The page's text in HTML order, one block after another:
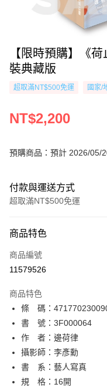
【限時預購】《
裝典藏版
超取滿NT$500免運 國家/
NT$2,200
預購商品：預計 2026/05/
付款與運送方式
超取滿NT$500免運
信用卡一次付款
超商取貨付款
相關說明
【關於「AFTEE先享後付」】
AFTEE先享後付是「在收到
便利好安心！
１．簡單：不需註冊會員、
２．便利：只要手機號碼，簡
３．安心：先確認商品／服務
【「AFTEE先享後付」結帳流
ATM付款
運送方式
全家取貨付款
每筆NT$80，滿NT$500(
商品特色
商品編號
11579526
商品特色
條 碼：
書 號：3F000064
作 者：邊荷律
攝影師：李彥勳
書 系：藝人寫真
規 格：16開